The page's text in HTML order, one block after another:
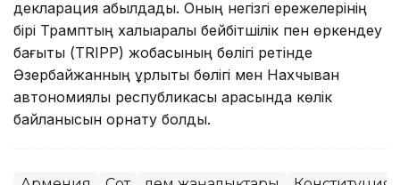
декларация қабылдады. Оның негізгі ережелерінің
бірі Трамптың халықаралық бейбітшілік пен өркендеу
бағыты (TRIPP) жобасының бөлігі ретінде
Әзербайжанның құрлықтық бөлігі мен Нахчыван
автономиялық республикасы арасында көлік
байланысын орнату болды.